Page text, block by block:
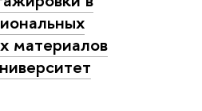
материалов